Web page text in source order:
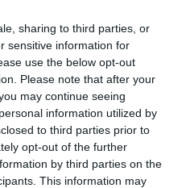
sharing to third parties, or
sensitive information for
use the below opt-out
Please note that after your
may continue seeing
information utilized by
to third parties prior to
opt-out of the further
by third parties on the
This information may
de Pacientes con
novedades
Redacción
es una enfermedad articular
que afecta tanto al cartílago
y tejidos blandos de la
A nivel mundial, se calcula que
de personas la padecen y en
cifra se sitúa en los 7 millones de